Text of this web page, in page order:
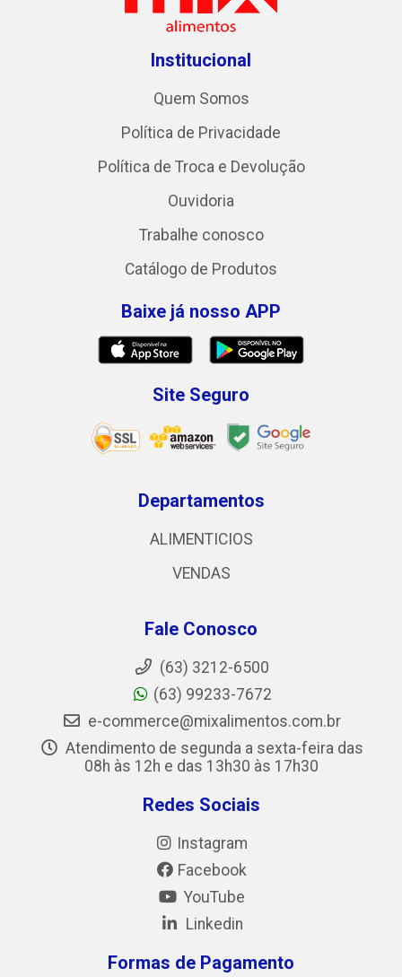
Institucional
Quem Somos
Política de Privacidade
Política de Troca e Devolução
Ouvidoria
Trabalhe conosco
Catálogo de Produtos
Baixe já nosso APP
Site Seguro
Departamentos
ALIMENTICIOS
VENDAS
Fale Conosco
(63) 3212-6500
(63) 99233-7672
e-commerce@mixalimentos.com.br
Atendimento de segunda a sexta-feira das
08h às 12h e das 13h30 às 17h30
Redes Sociais
Instagram
Facebook
YouTube
Linkedin
Formas de Pagamento